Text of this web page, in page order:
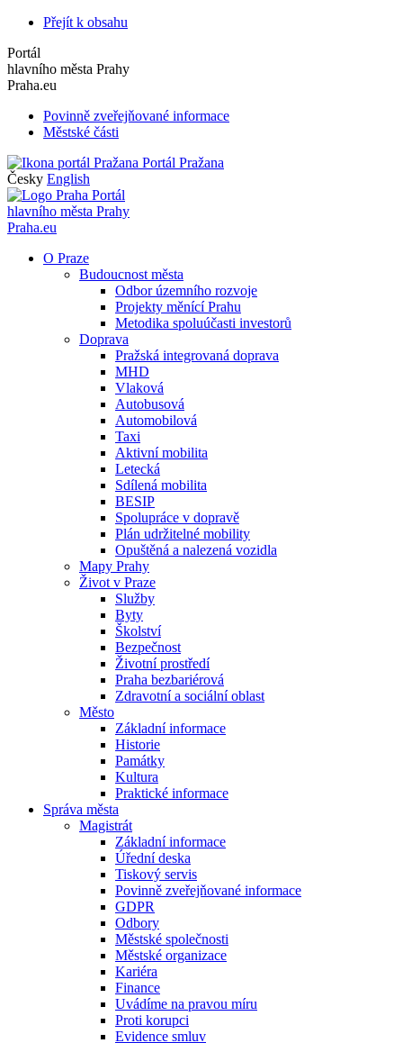
Přejít k obsahu
Portál
hlavního města Prahy
Praha.eu
Povinně zveřejňované informace
Městské části
Portál Pražana
Česky English
Portál
hlavního města Prahy
Praha.eu
O Praze
Budoucnost města
Odbor územního rozvoje
Projekty měnící Prahu
Metodika spoluúčasti investorů
Doprava
Pražská integrovaná doprava
MHD
Vlaková
Autobusová
Automobilová
Taxi
Aktivní mobilita
Letecká
Sdílená mobilita
BESIP
Spolupráce v dopravě
Plán udržitelné mobility
Opuštěná a nalezená vozidla
Mapy Prahy
Život v Praze
Služby
Byty
Školství
Bezpečnost
Životní prostředí
Praha bezbariérová
Zdravotní a sociální oblast
Město
Základní informace
Historie
Památky
Kultura
Praktické informace
Správa města
Magistrát
Základní informace
Úřední deska
Tiskový servis
Povinně zveřejňované informace
GDPR
Odbory
Městské společnosti
Městské organizace
Kariéra
Finance
Uvádíme na pravou míru
Proti korupci
Evidence smluv